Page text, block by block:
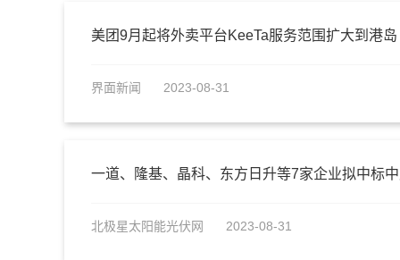
美团9月起将外卖平台KeeTa服务范围扩大到港岛
界面新闻 2023-08-31
一道、隆基、晶科、东方日升等7家企业拟中标
北极星太阳能光伏网 2023-08-31